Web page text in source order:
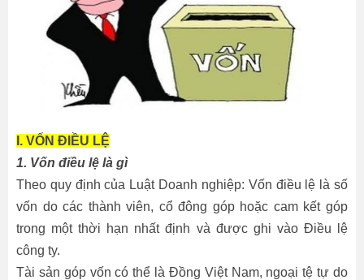
I. VỐN ĐIỀU LỆ
1. Vốn điều lệ là gì
Theo quy định của Luật Doanh nghiệp: Vốn điều lệ là số
vốn do các thành viên, cổ đông góp hoặc cam kết góp
trong một thời hạn nhất định và được ghi vào Điều lệ
công ty.
Tài sản góp vốn có thể là Đồng Việt Nam, ngoại tệ tự do